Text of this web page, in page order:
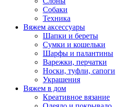
Собаки
Техника
Вяжем аксессуары
Шапки и береты
Сумки и кошельки
Шарфы и палантины
Варежки, перчатки
Носки, туфли, сапоги
Украшения
Вяжем в дом
Креативное вязание